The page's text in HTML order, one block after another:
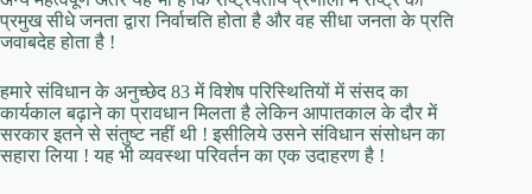
प्रमुख सीधे जनता द्वारा निर्वाचति होता है और वह सीधा जनता के प्रति
जवाबदेह होता है !
हमारे संविधान के अनुच्छेद 83 में विशेष परिस्थितियों में संसद का
कार्यकाल बढ़ाने का प्रावधान मिलता है लेकिन आपातकाल के दौर में
सरकार इतने से संतुष्ट नहीं थी ! इसीलिये उसने संविधान संसोधन का
सहारा लिया ! यह भी व्यवस्था परिवर्तन का एक उदाहरण है !